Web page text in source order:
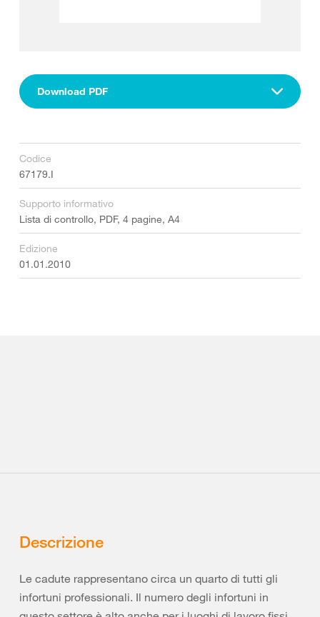
Download PDF
Codice
67179.I
Supporto informativo
Lista di controllo, PDF, 4 pagine, A4
Edizione
01.01.2010
Descrizione
Le cadute rappresentano circa un quarto di tutti gli
infortuni professionali. Il numero degli infortuni in